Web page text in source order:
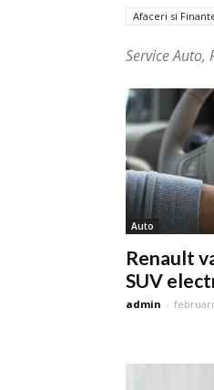
Afaceri si
Service Auto,
Auto
Renault
SUV
admin -